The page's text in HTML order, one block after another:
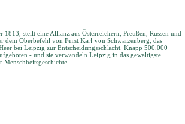
1813, stellt eine Allianz aus Österreichern, Preußen, Russen und
dem Oberbefehl von Fürst Karl von Schwarzenberg, das
bei Leipzig zur Entscheidungsschlacht. Knapp 500.000
- und sie verwandeln Leipzig in das gewaltigste
Menschheitsgeschichte.